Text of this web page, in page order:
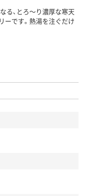
る、とろ～り濃厚な寒天
ーです。熱湯を注ぐだけ